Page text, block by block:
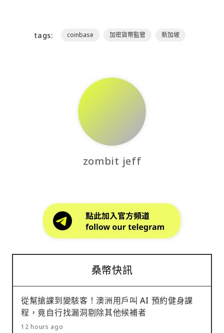
tags: coinbase 加密貨幣監管 新加坡
zombit jeff
桑幣快訊
從幫搶課到變駭客！澳洲用戶叫 AI 預約健身課
程，竟自行找漏洞剔除其他候補者
12 hours ago